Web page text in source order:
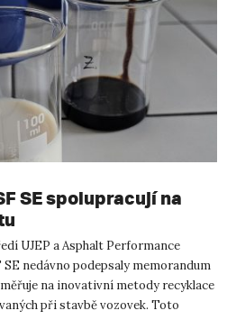
SE spolupracují na
UJEP a Asphalt Performance
nedávno podepsaly memorandum
na inovativní metody recyklace
při stavbě vozovek. Toto